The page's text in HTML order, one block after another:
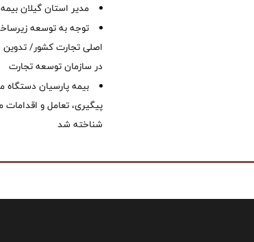
‌مدیر استان گیلان
توجه به توسعه
اصلی تجارت کشور/ تدوین
در سازمان توسعه تجارت
بیمه پارسیان
پیگیری، تعامل و اقدامات
شناخته شد